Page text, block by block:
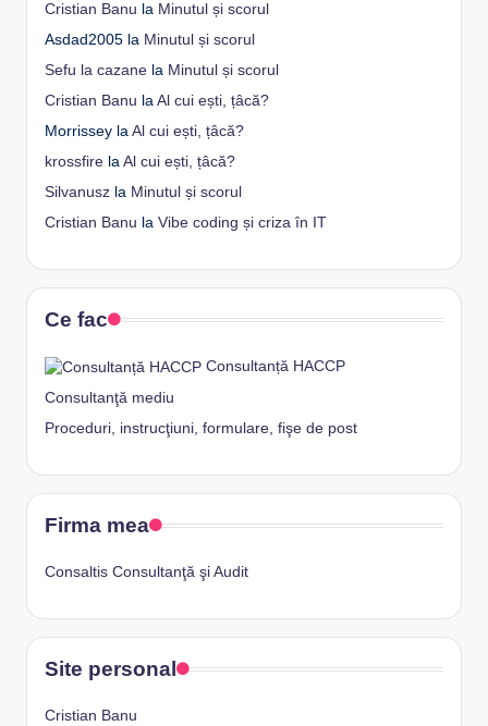
Cristian Banu la Minutul și scorul
Asdad2005 la Minutul și scorul
Sefu la cazane la Minutul și scorul
Cristian Banu la Al cui ești, țâcă?
Morrissey la Al cui ești, țâcă?
krossfire la Al cui ești, țâcă?
Silvanusz la Minutul și scorul
Cristian Banu la Vibe coding și criza în IT
Ce fac
Consultanță HACCP
Consultanţă mediu
Proceduri, instrucţiuni, formulare, fişe de post
Firma mea
Consaltis Consultanţă şi Audit
Site personal
Cristian Banu